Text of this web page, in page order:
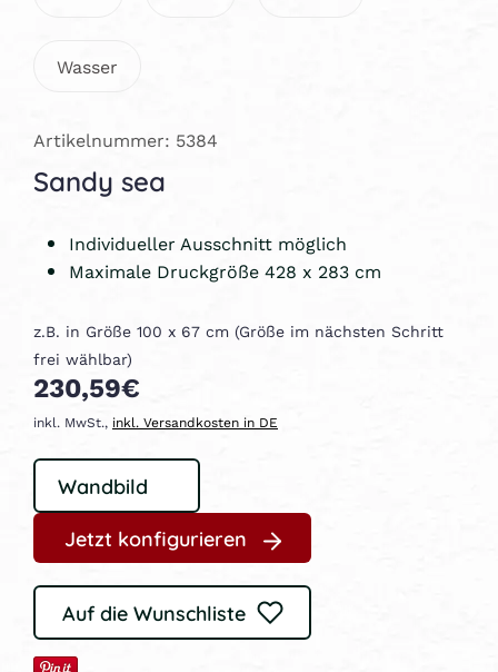
Wasser
Artikelnummer: 5384
Sandy sea
Individueller Ausschnitt möglich
Maximale Druckgröße 428 x 283 cm
z.B. in Größe 100 x 67 cm (Größe im nächsten Schritt
frei wählbar)
230,59€
inkl. MwSt., inkl. Versandkosten in DE
Jetzt konfigurieren
Auf die Wunschliste